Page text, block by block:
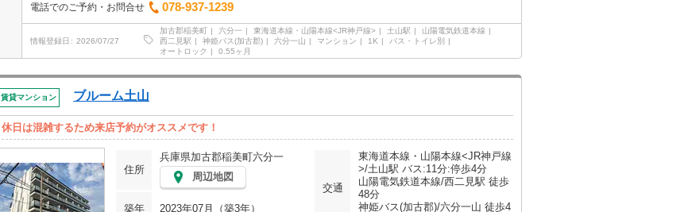
電話でのご予約・お問合せ
078-937-1239
情報登録日 2026/07/27
加古郡稲美町 六分一 東海道本線・山陽本線<JR神戸線> 土山駅
山陽電気鉄道本線
西二見駅
神姫バス(加古郡) 六分一山 マンション 1K
バス・トイレ別
オートロック
0.55ヶ月
賃貸マンション ブルーム土山
休日は混雑するため来店予約がオススメです！
住所
兵庫県加古郡稲美町六分一
周辺地図
交通
東海道本線・山陽本線<JR神戸線
>/土山駅 バス:11分:停歩4分
山陽電気鉄道本線/西二見駅 徒歩
48分
神姫バス(加古郡)/六分一山 徒歩4
築年 2023年07月（築3年）